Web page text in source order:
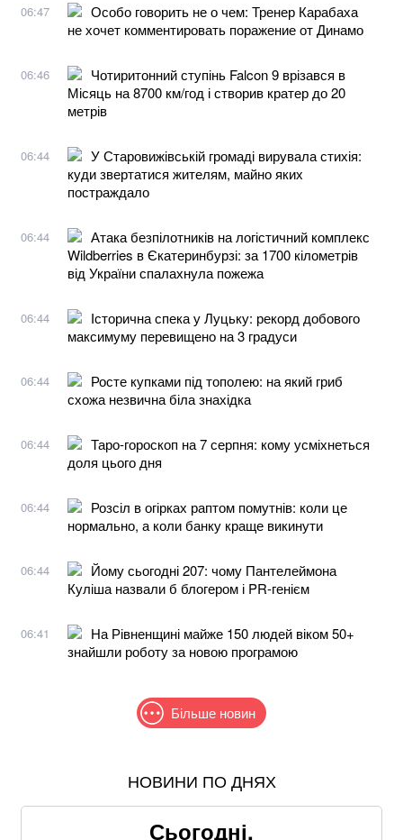
06:47
Особо говорить не о чем: Тренер Карабаха
не хочет комментировать поражение от Динамо
06:46
Чотиритонний ступінь Falcon 9 врізався в
Місяць на 8700 км/год і створив кратер до 20
метрів
06:44
У Старовижівській громаді вирувала стихія:
куди звертатися жителям, майно яких
постраждало
06:44
Атака безпілотників на логістичний комплекс
Wildberries в Єкатеринбурзі: за 1700 кілометрів
від України спалахнула пожежа
06:44
Історична спека у Луцьку: рекорд добового
максимуму перевищено на 3 градуси
06:44
Росте купками під тополею: на який гриб
схожа незвична біла знахідка
06:44
Таро-гороскоп на 7 серпня: кому усміхнеться
доля цього дня
06:44
Розсіл в огірках раптом помутнів: коли це
нормально, а коли банку краще викинути
06:44
Йому сьогодні 207: чому Пантелеймона
Куліша назвали б блогером і PR-генієм
06:41
На Рівненщині майже 150 людей віком 50+
знайшли роботу за новою програмою
Більше новин
Знищені печі, склади та роки роботи: що
НОВИНИ ПО ДНЯХ
Сьогодні,